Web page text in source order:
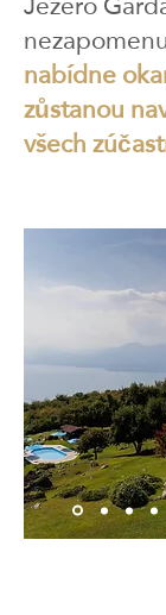
nabídne
zůstanou
všech